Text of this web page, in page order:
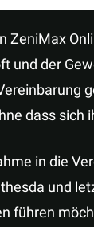
ZeniMax
und der
dass sich
in die
und
führen